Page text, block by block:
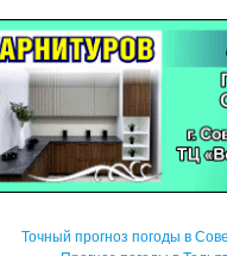
Точный прогноз погоды в